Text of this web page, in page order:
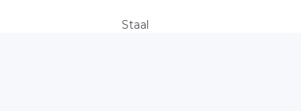
Staal